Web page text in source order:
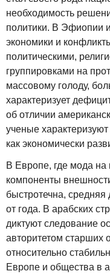
необходимость
политики. В Эфиопии
экономики и
политическими,
группировками на
массовому голоду,
характеризует
об отличии
ученые
как экономически
В Европе, где мода на
компоненты
быстротечна, средняя
от года. В арабских
диктуют следование
авторитетом старших
относительно
Европе и общества в